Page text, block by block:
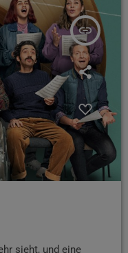
insert_link
sieht, und eine